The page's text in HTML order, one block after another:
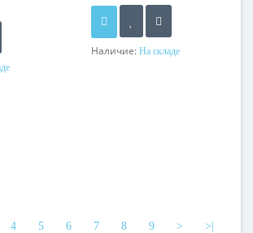
Наличие: На складе
4 5 6 7 8 9 > >|